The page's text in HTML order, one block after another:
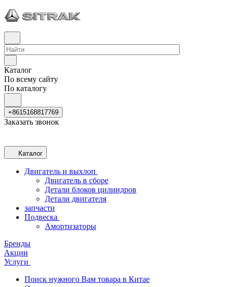
Каталог
По всему сайту
По каталогу
+8615168817769
Заказать звонок
Каталог
Двигатель и выхлоп
Двигатель в сборе
Детали блоков цилиндров
Детали двигателя
запчасти
Подвеска
Амортизаторы
Бренды
Акции
Услуги
Поиск нужного Вам товара в Китае